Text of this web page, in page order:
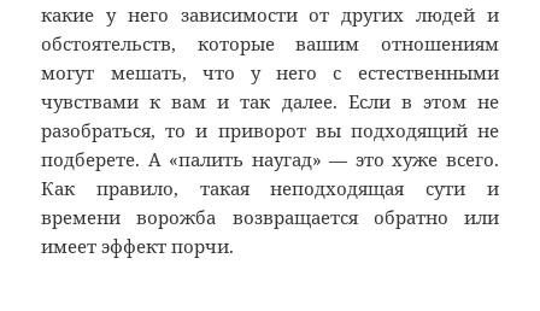
какие у него зависимости от других людей и
обстоятельств, которые вашим отношениям
могут мешать, что у него с естественными
чувствами к вам и так далее. Если в этом не
разобраться, то и приворот вы подходящий не
подберете. А «палить наугад» — это хуже всего.
Как правило, такая неподходящая сути и
времени ворожба возвращается обратно или
имеет эффект порчи.